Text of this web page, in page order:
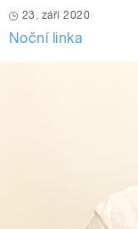
23. září 2020
Noční linka